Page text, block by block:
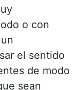
o con
el sentido
de modo
sean